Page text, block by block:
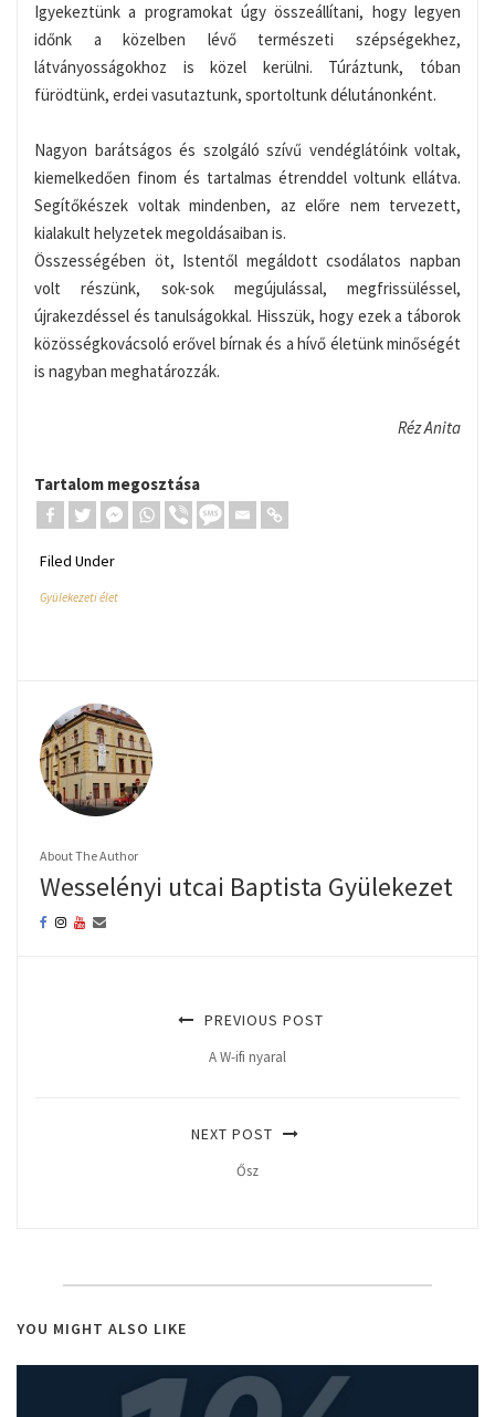
Igyekeztünk a programokat úgy összeállítani, hogy legyen
időnk a közelben lévő természeti szépségekhez,
látványosságokhoz is közel kerülni. Túráztunk, tóban
fürödtünk, erdei vasutaztunk, sportoltunk délutánonként.
Nagyon barátságos és szolgáló szívű vendéglátóink voltak,
kiemelkedően finom és tartalmas étrenddel voltunk ellátva.
Segítőkészek voltak mindenben, az előre nem tervezett,
kialakult helyzetek megoldásaiban is.
Összességében öt, Istentől megáldott csodálatos napban
volt részünk, sok-sok megújulással, megfrissüléssel,
újrakezdéssel és tanulságokkal. Hisszük, hogy ezek a táborok
közösségkovácsoló erővel bírnak és a hívő életünk minőségét
is nagyban meghatározzák.
Réz Anita
Tartalom megosztása
Filed Under
Gyülekezeti élet
About The Author
Wesselényi utcai Baptista Gyülekezet
PREVIOUS POST
A W-ifi nyaral
NEXT POST
Ősz
YOU MIGHT ALSO LIKE